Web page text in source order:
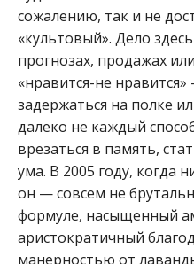
сожалению, так и не
«культовый». Дело
прогнозах, продажах
«нравится-не
задержаться на полке
далеко не каждый
врезаться в память,
ума. В 2005 году, когда
он — совсем не
формуле, насыщенный
аристократичный
манерностью от